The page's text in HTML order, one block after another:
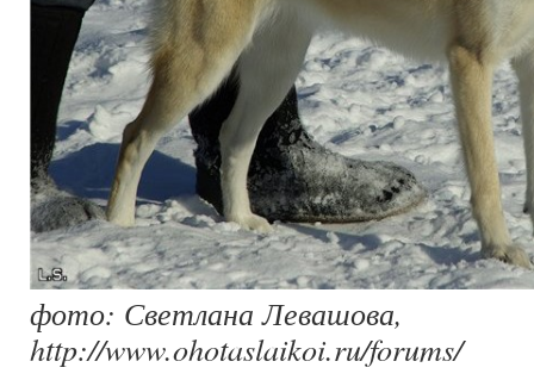
фото: Светлана Левашова,
http://www.ohotaslaikoi.ru/forums/